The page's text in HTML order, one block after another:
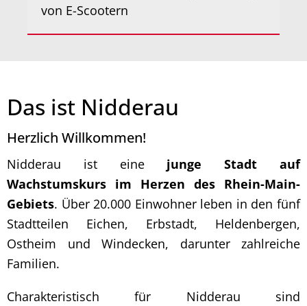
von E-Scootern
Das ist Nidderau
Herzlich Willkommen!
Nidderau ist eine junge Stadt auf
Wachstumskurs im Herzen des Rhein-Main-
Gebiets. Über 20.000 Einwohner leben in den fünf
Stadtteilen Eichen, Erbstadt, Heldenbergen,
Ostheim und Windecken, darunter zahlreiche
Familien.
Charakteristisch für Nidderau sind